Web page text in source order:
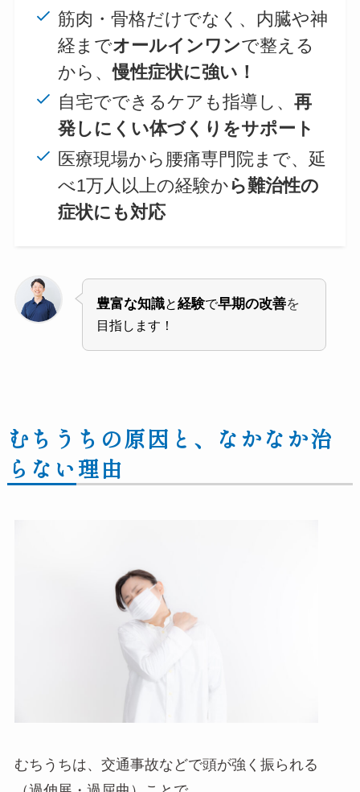
筋肉・骨格だけでなく、内臓や神
経までオールインワンで整える
から、慢性症状に強い！
自宅でできるケアも指導し、 再
発しにくい体づくりをサポート
医療現場から腰痛専門院まで、延
べ1万人以上の経験から難治性の
症状にも対応
豊富な知識と経験で早期の改善を
目指します！
むちうちの原因と、なかなか治
らない理由
むちうちは、交通事故などで頭が強く振られる